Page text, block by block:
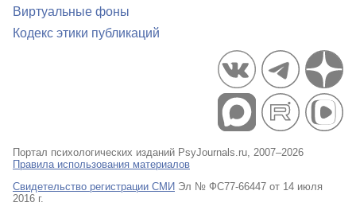
Виртуальные фоны
Кодекс этики публикаций
Портал психологических изданий PsyJournals.ru, 2007–2026
Правила использования материалов
Свидетельство регистрации СМИ Эл № ФС77-66447 от 14 июля
2016 г.